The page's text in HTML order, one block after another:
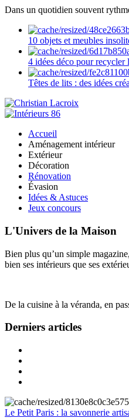
Dans un quotidien souvent
10 objets et meubles
4 idées déco pour recycler
Têtes de lits : des idées
Accueil
Aménagement intérieur
Extérieur
Décoration
Rénovation
Évasion
Idées & Astuces
Jeux concours
L'Univers de la Maison
Bien plus qu’un simple
bien ses intérieurs que ses
De la cuisine à la véranda, en
Derniers articles
Le Petit Paris : la savonnerie